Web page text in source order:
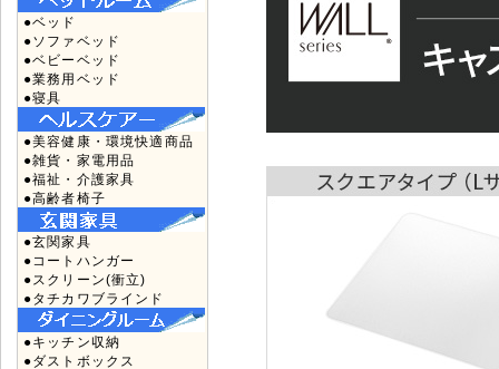
●ベッド
●ソファベッド
●ベビーベッド
●業務用ベッド
●寝具
●美容健康・環境快適商品
●雑貨・家電用品
●福祉・介護家具
●高齢者椅子
●玄関家具
●コートハンガー
●スクリーン(衝立)
●タチカワブラインド
●キッチン収納
●ダストボックス